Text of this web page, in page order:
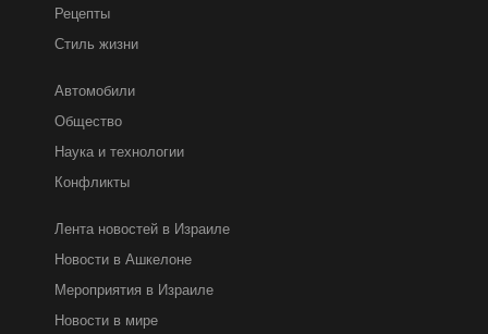
Рецепты
Стиль жизни
Автомобили
Общество
Наука и технологии
Конфликты
Лента новостей в Израиле
Новости в Ашкелоне
Мероприятия в Израиле
Новости в мире